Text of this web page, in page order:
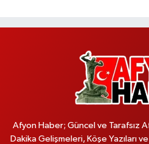
Afyon Haber; Güncel ve Tarafsız
Dakika Gelişmeleri, Köşe Yazıları